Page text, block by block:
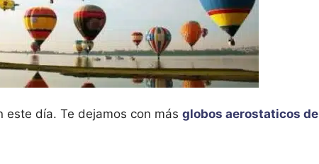
este día. Te dejamos con más globos aerostaticos de